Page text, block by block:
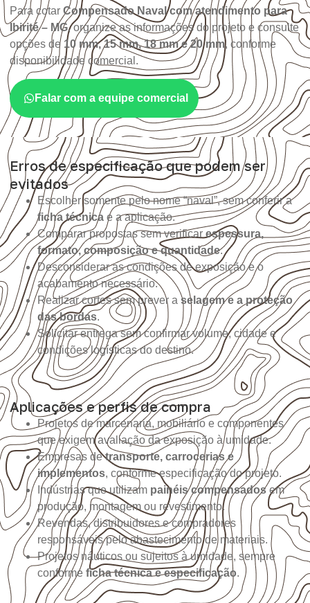
Para cotar Compensado Naval com atendimento para
Ibirité – MG, organize as informações do projeto e consulte
opções de 10 mm, 15 mm, 18 mm e 20 mm, conforme
disponibilidade comercial.
Falar com a equipe comercial
Erros de especificação que podem ser
evitados
Escolher somente pelo nome “naval”, sem conferir a
ficha técnica e a aplicação.
Comparar propostas sem verificar espessura,
formato, composição e quantidade.
Desconsiderar as condições de exposição e o
acabamento necessário.
Realizar cortes sem prever a selagem e a proteção
das bordas.
Solicitar entrega sem confirmar volume, cidade e
condições logísticas do destino.
Aplicações e perfis de compra
Projetos de marcenaria, mobiliário e componentes
que exigem avaliação da exposição à umidade.
Empresas detransporte, carrocerias e
implementos, conforme especificação do projeto.
Indústrias que utilizam painéis compensadosem
produção, montagem ou revestimento.
Revendas, distribuidores e compradores
responsáveis pelo abastecimento de materiais.
Projetos náuticos ou sujeitos à umidade, sempre
conforme ficha técnica e especificação.